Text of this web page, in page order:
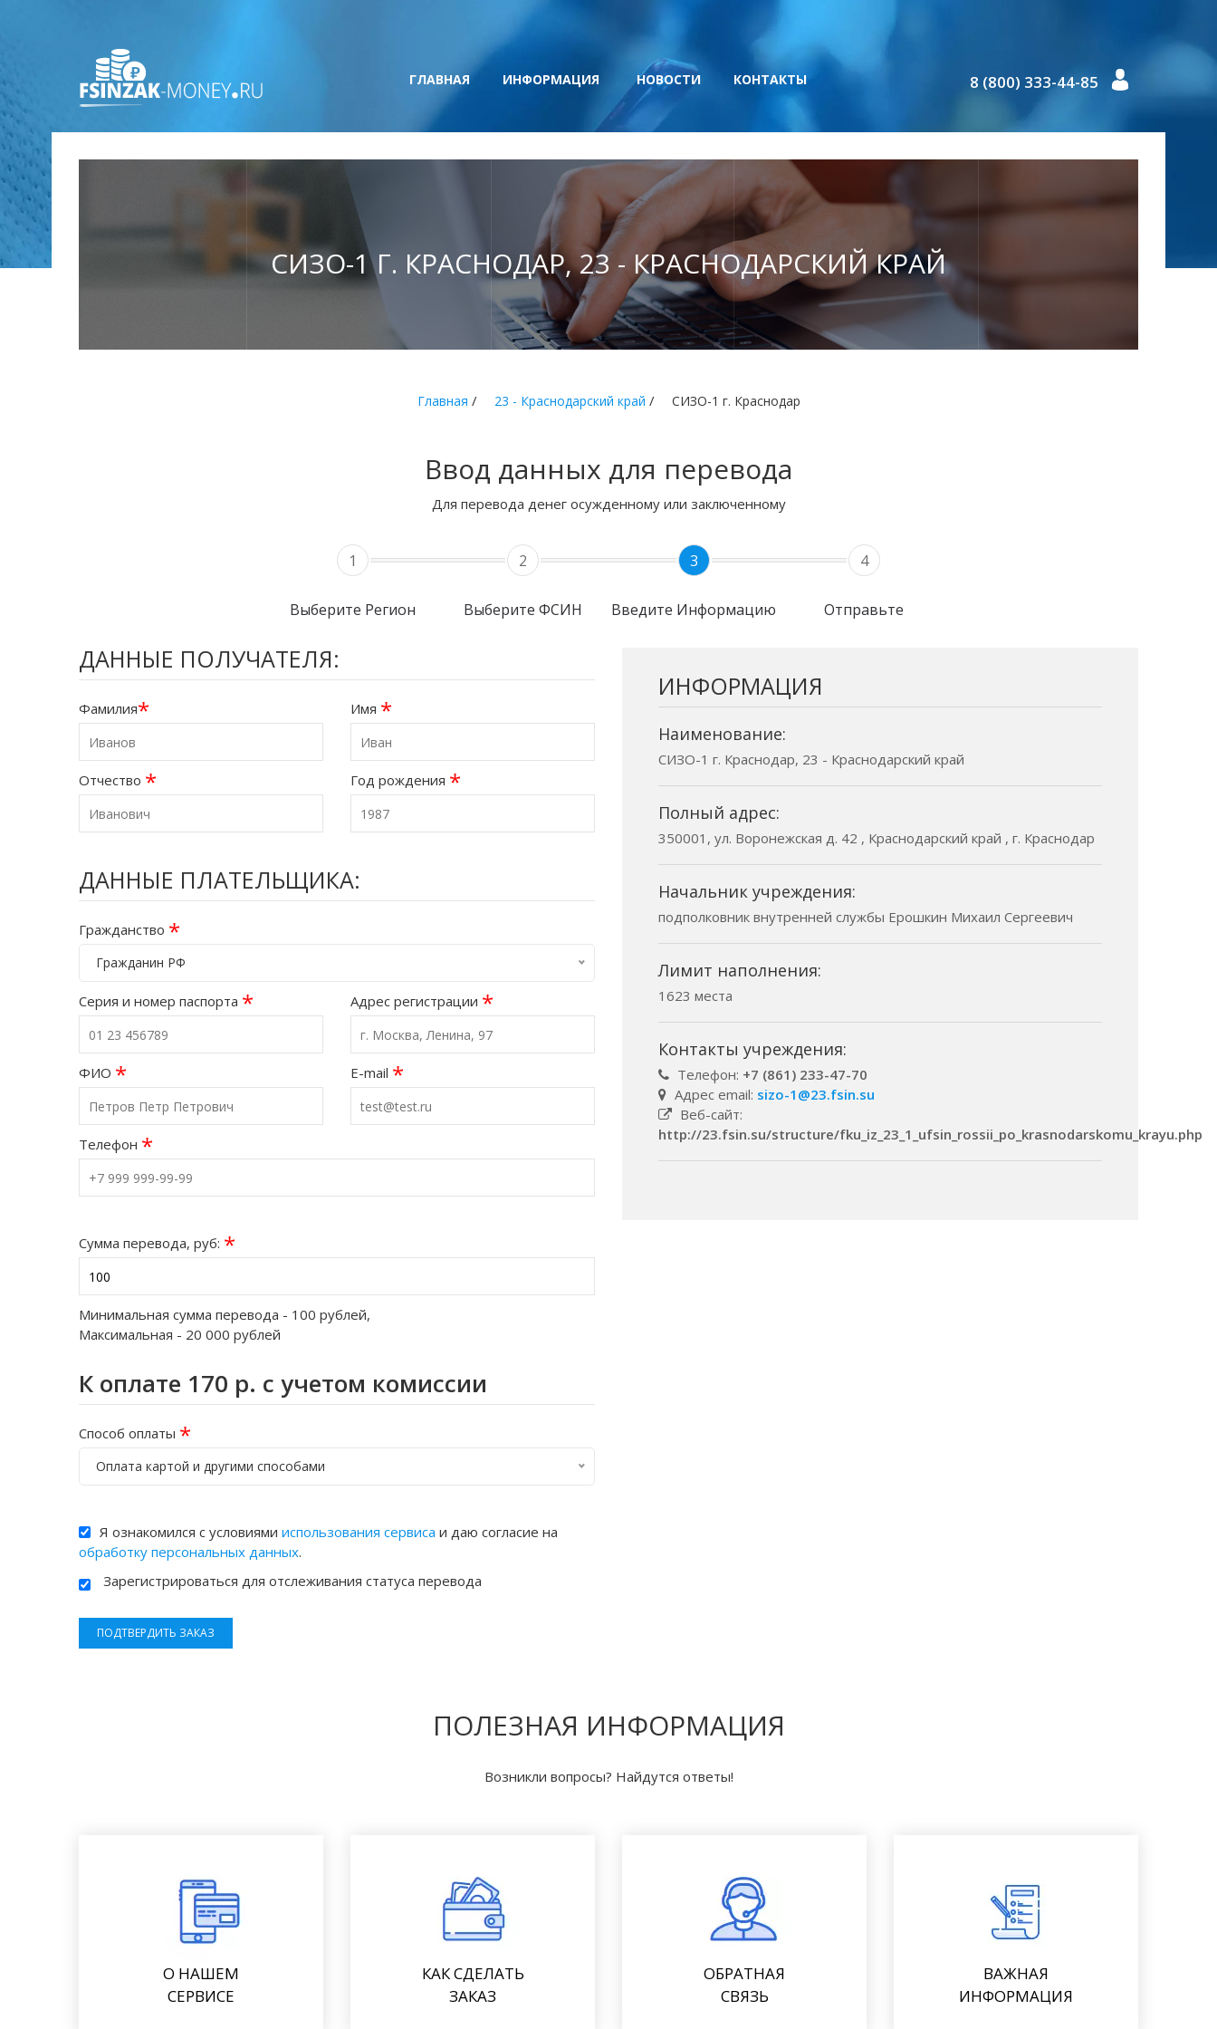
ГЛАВНАЯ ИНФОРМАЦИЯ НОВОСТИ КОНТАКТЫ 8 (800) 333-44-85
СИЗО-1 Г. КРАСНОДАР, 23 - КРАСНОДАРСКИЙ КРАЙ
Главная / 23 - Краснодарский край / СИЗО-1 г. Краснодар
Ввод данных для перевода
Для перевода денег осужденному или заключенному
1
Выберите Регион
2
Выберите ФСИН
3
Введите Информацию
4
Отправьте
ДАННЫЕ ПОЛУЧАТЕЛЯ:
Фамилия* Имя *
Отчество * Год рождения *
ДАННЫЕ ПЛАТЕЛЬЩИКА:
Гражданство *
Гражданин РФ
Серия и номер паспорта * Адрес регистрации *
ФИО * E-mail *
Телефон *
Сумма перевода, руб: *
Минимальная сумма перевода - 100 рублей,
Максимальная - 20 000 рублей
К оплате 170 р. с учетом комиссии
Способ оплаты *
Оплата картой и другими способами
Я ознакомился с условиями использования сервиса и даю согласие на
обработку персональных данных.
Зарегистрироваться для отслеживания статуса перевода
ПОДТВЕРДИТЬ ЗАКАЗ
ИНФОРМАЦИЯ
Наименование:
СИЗО-1 г. Краснодар, 23 - Краснодарский край
Полный адрес:
350001, ул. Воронежская д. 42 , Краснодарский край , г. Краснодар
Начальник учреждения:
подполковник внутренней службы Ерошкин Михаил Сергеевич
Лимит наполнения:
1623 места
Контакты учреждения:
Телефон: +7 (861) 233-47-70
Адрес email: sizo-1@23.fsin.su
Веб-сайт:
http://23.fsin.su/structure/fku_iz_23_1_ufsin_rossii_po_krasnodarskomu_krayu.php
ПОЛЕЗНАЯ ИНФОРМАЦИЯ
Возникли вопросы? Найдутся ответы!
О НАШЕМ
СЕРВИСЕ
КАК СДЕЛАТЬ
ЗАКАЗ
ОБРАТНАЯ
СВЯЗЬ
ВАЖНАЯ
ИНФОРМАЦИЯ